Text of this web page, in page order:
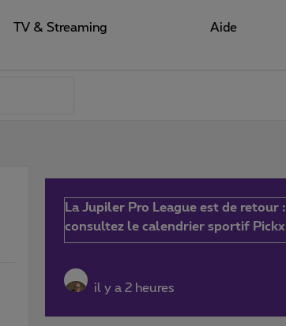
TV & Streaming Aide
La Jupiler Pro League est de retour :
consultez le calendrier sportif Pickx
il y a 2 heures